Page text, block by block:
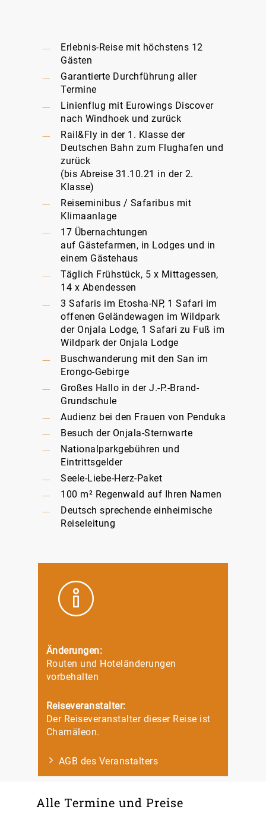
Erlebnis-Reise mit höchstens 12
Gästen
Garantierte Durchführung aller
Termine
Linienflug mit Eurowings Discover
nach Windhoek und zurück
Rail&Fly in der 1. Klasse der
Deutschen Bahn zum Flughafen und
zurück
(bis Abreise 31.10.21 in der 2.
Klasse)
Reiseminibus / Safaribus mit
Klimaanlage
17 Übernachtungen
auf Gästefarmen, in Lodges und in
einem Gästehaus
Täglich Frühstück, 5 x Mittagessen,
14 x Abendessen
3 Safaris im Etosha-NP, 1 Safari im
offenen Geländewagen im Wildpark
der Onjala Lodge, 1 Safari zu Fuß im
Wildpark der Onjala Lodge
Buschwanderung mit den San im
Erongo-Gebirge
Großes Hallo in der J.-P.-Brand-
Grundschule
Audienz bei den Frauen von Penduka
Besuch der Onjala-Sternwarte
Nationalparkgebühren und
Eintrittsgelder
Seele-Liebe-Herz-Paket
100 m² Regenwald auf Ihren Namen
Deutsch sprechende einheimische
Reiseleitung
Änderungen:
Routen und Hoteländerungen
vorbehalten
Reiseveranstalter:
Der Reiseveranstalter dieser Reise ist
Chamäleon.
AGB des Veranstalters
Alle Termine und Preise